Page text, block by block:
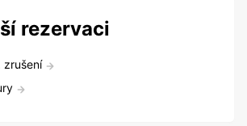
rezervaci
zrušení